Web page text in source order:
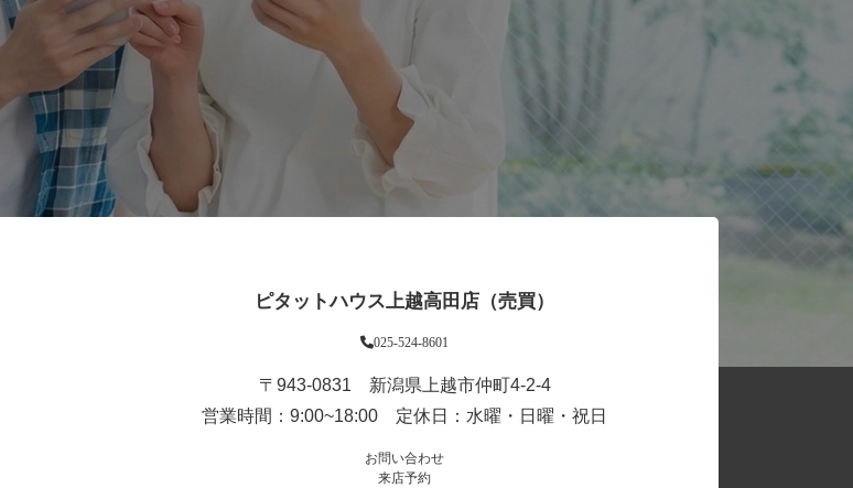
ピタットハウス上越高田店（売買）
025-524-8601
〒943-0831 新潟県上越市仲町4-2-4
営業時間：9:00~18:00 定休日：水曜・日曜・祝日
お問い合わせ
来店予約